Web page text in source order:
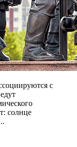
с
солнце